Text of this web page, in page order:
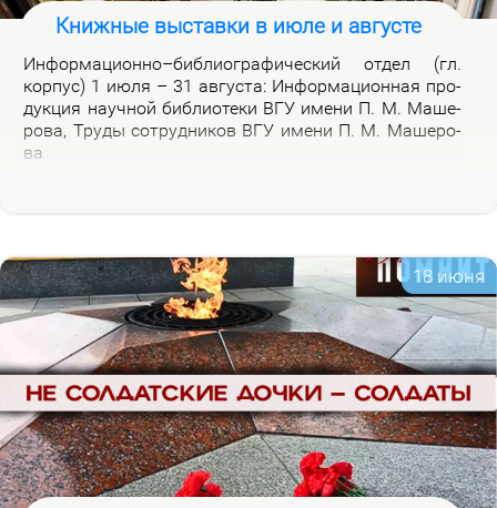
Книжные выставки в июле и августе
Ин­фор­ма­ци­он­но–биб­лио­гра­фи­че­ский от­дел (гл.
кор­пус) 1 июля – 31 ав­гу­ста: Ин­фор­ма­ци­он­ная про­
дук­ция на­уч­ной биб­лио­те­ки ВГУ име­ни П. М. Ма­ше­
ро­ва, Тру­ды со­труд­ни­ков ВГУ име­ни П. М. Ма­ше­ро­
ва
18 июня